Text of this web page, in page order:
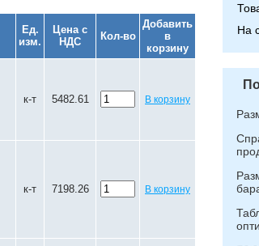
Ед.
изм.
Цена с
НДС
Кол-во
Добавить
в
корзину
к-т 5482.61 В корзину
к-т 7198.26 В корзину
На